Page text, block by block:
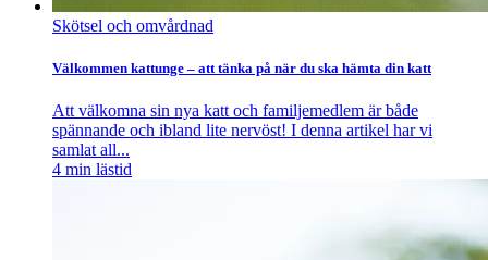
Skötsel och omvårdnad
Välkommen kattunge – att tänka på när du ska hämta din katt
Att välkomna sin nya katt och familjemedlem är både
spännande och ibland lite nervöst! I denna artikel har vi
samlat all...
4 min lästid